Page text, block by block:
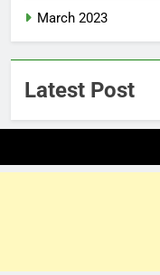
March 2023
Latest Post